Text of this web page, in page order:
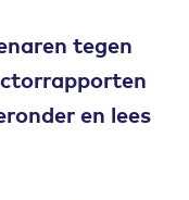
tegen
en lees